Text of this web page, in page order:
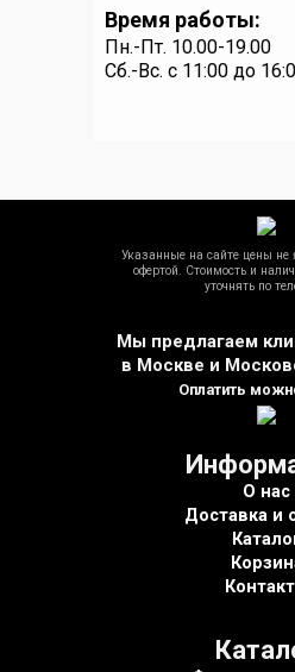
Время работы:
Пн.-Пт. 10.00-19.00
Сб.-Вс. c 11:00 до
Указанные на сайте цены не
офертой. Стоимость и
уточнять по
Мы предлагаем
в Москве и
Оплатить
О нас
Доставка и